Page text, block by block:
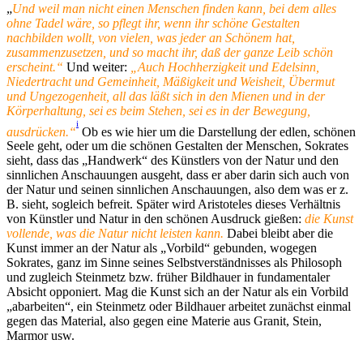
„Und weil man nicht einen Menschen finden kann, bei dem alles
ohne Tadel wäre, so pflegt ihr, wenn ihr schöne Gestalten
nachbilden wollt, von vielen, was jeder an Schönem hat,
zusammenzusetzen, und so macht ihr, daß der ganze Leib schön
erscheint.“ Und weiter:
„Auch Hochherzigkeit und Edelsinn,
Niedertracht und Gemeinheit, Mäßigkeit und Weisheit, Übermut
und Ungezogenheit, all das läßt sich in den Mienen und in der
Körperhaltung, sei es beim Stehen, sei es in der Bewegung,
ausdrücken.“
i
Ob es wie hier um die Darstellung der edlen, schönen
Seele geht, oder um die schönen Gestalten der Menschen, Sokrates
sieht, dass das „Handwerk“ des Künstlers von der Natur und den
sinnlichen Anschauungen ausgeht, dass er aber darin sich auch von
der Natur und seinen sinnlichen Anschauungen, also dem was er z.
B. sieht, sogleich befreit. Später wird Aristoteles dieses Verhältnis
von Künstler und Natur in den schönen Ausdruck gießen: die Kunst
vollende, was die Natur nicht leisten kann. Dabei bleibt aber die
Kunst immer an der Natur als „Vorbild“ gebunden, wogegen
Sokrates, ganz im Sinne seines Selbstverständnisses als Philosoph
und zugleich Steinmetz bzw. früher Bildhauer in fundamentaler
Absicht opponiert. Mag die Kunst sich an der Natur als ein Vorbild
„abarbeiten“, ein Steinmetz oder Bildhauer arbeitet zunächst einmal
gegen das Material, also gegen eine Materie aus Granit, Stein,
Marmor usw.